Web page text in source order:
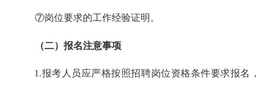
⑦岗位要求的工作经验证明。
（二）报名注意事项
1.报考人员应严格按照招聘岗位资格条件要求报名，